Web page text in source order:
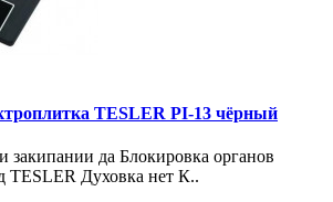
TESLER PI-13 чёрный
закипании да Блокировка органов
TESLER Духовка нет К..